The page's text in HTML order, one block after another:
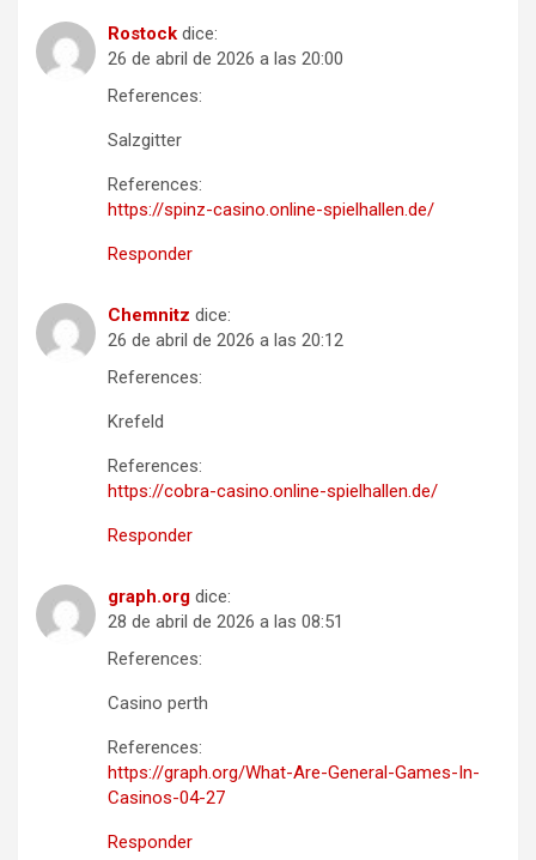
Rostock dice:
26 de abril de 2026 a las 20:00
References:
Salzgitter
References:
https://spinz-casino.online-spielhallen.de/
Responder
Chemnitz dice:
26 de abril de 2026 a las 20:12
References:
Krefeld
References:
https://cobra-casino.online-spielhallen.de/
Responder
graph.org dice:
28 de abril de 2026 a las 08:51
References:
Casino perth
References:
https://graph.org/What-Are-General-Games-In-
Casinos-04-27
Responder